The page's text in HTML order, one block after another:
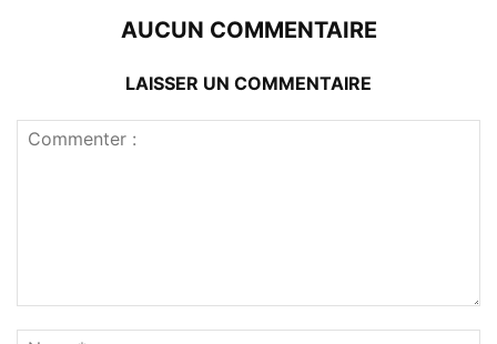
AUCUN COMMENTAIRE
LAISSER UN COMMENTAIRE